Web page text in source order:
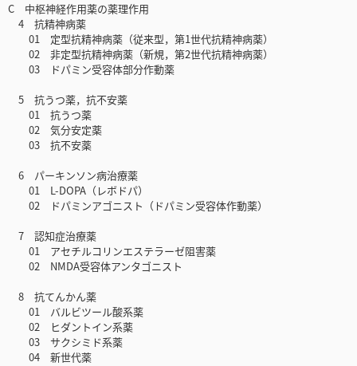
C 中枢神経作用薬の薬理作用
4 抗精神病薬
01 定型抗精神病薬（従来型，第1世代抗精神病薬）
02 非定型抗精神病薬（新規，第2世代抗精神病薬）
03 ドパミン受容体部分作動薬
5 抗うつ薬，抗不安薬
01 抗うつ薬
02 気分安定薬
03 抗不安薬
6 パーキンソン病治療薬
01 L-DOPA（レボドパ）
02 ドパミンアゴニスト（ドパミン受容体作動薬）
7 認知症治療薬
01 アセチルコリンエステラーゼ阻害薬
02 NMDA受容体アンタゴニスト
8 抗てんかん薬
01 バルビツール酸系薬
02 ヒダントイン系薬
03 サクシミド系薬
04 新世代薬